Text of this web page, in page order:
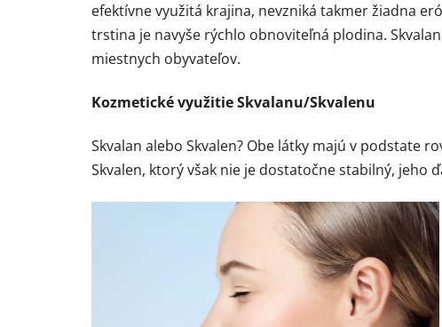
efektívne využitá krajina, nevzniká takmer žiadna
trstina je navyše rýchlo obnoviteľná plodina.
miestnych obyvateľov.
Kozmetické využitie Skvalanu/Skvalenu
Skvalan alebo Skvalen? Obe látky majú v podstate
Skvalen, ktorý však nie je dostatočne stabilný, jeho